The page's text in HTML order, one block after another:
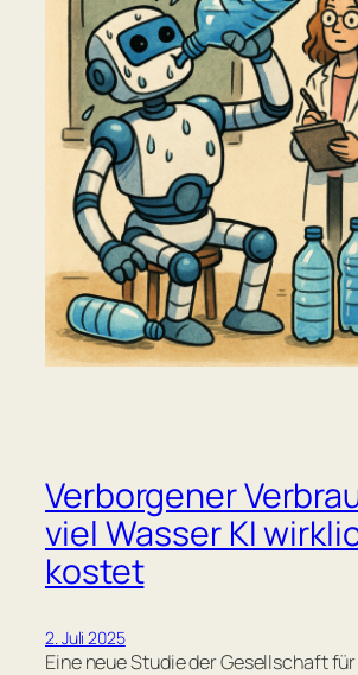
Verborgener
viel Wasser KI
kostet
2. Juli 2025
Eine neue Studie der Gesellschaft